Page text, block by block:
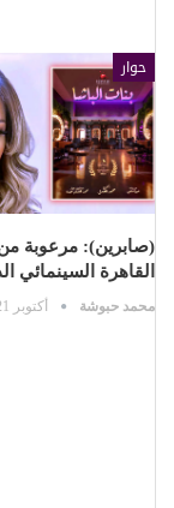
حوار
(صابرين): مرعوبة
القاهرة السينمائي
محمد حبوشة أكتوبر 21, 2025